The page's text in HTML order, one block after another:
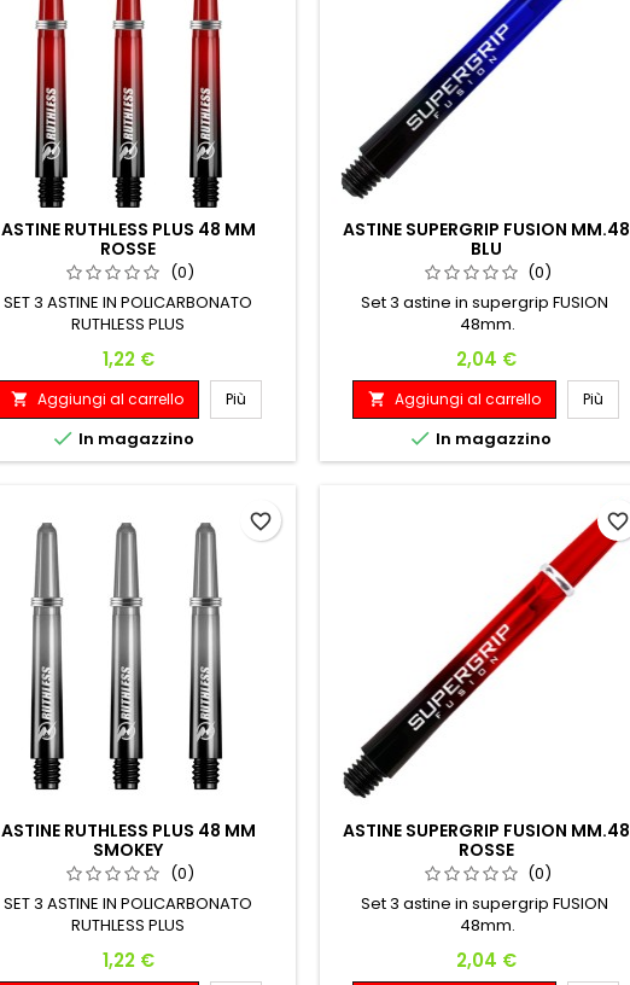
ASTINE RUTHLESS PLUS 48 MM
ROSSE
(0)
SET 3 ASTINE IN POLICARBONATO
RUTHLESS PLUS
Prezzo
1,22 €
 Aggiungi al carrello Più
 In magazzino
ASTINE SUPERGRIP FUSION MM.48
BLU
(0)
Set 3 astine in supergrip FUSION
48mm.
Prezzo
2,04 €
 Aggiungi al carrello Più
 In magazzino
ASTINE RUTHLESS PLUS 48 MM
SMOKEY
(0)
SET 3 ASTINE IN POLICARBONATO
RUTHLESS PLUS
Prezzo
1,22 €
favorite_border
ASTINE SUPERGRIP FUSION MM.48
ROSSE
(0)
Set 3 astine in supergrip FUSION
48mm.
Prezzo
2,04 €
favorite_border